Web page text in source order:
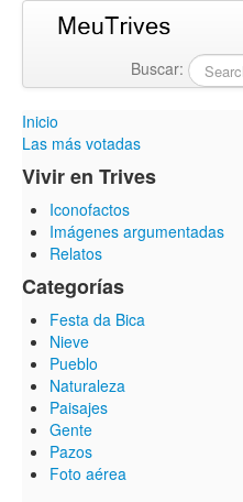
Buscar:
Inicio
Las más votadas
Vivir en Trives
Iconofactos
Imágenes argumentadas
Relatos
Categorías
Festa da Bica
Nieve
Pueblo
Naturaleza
Paisajes
Gente
Pazos
Foto aérea